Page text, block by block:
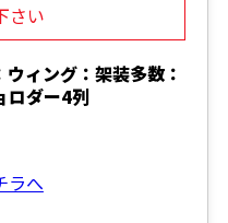
さい
ィング：架装多数：
ロダー4列
ラへ